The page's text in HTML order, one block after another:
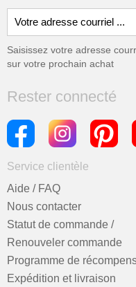
Saisissez votre adresse
sur votre prochain achat
Rester connecté
Service clientèle
Aide / FAQ
Nous contacter
Statut de commande /
Renouveler commande
Programme de
Expédition et livraison